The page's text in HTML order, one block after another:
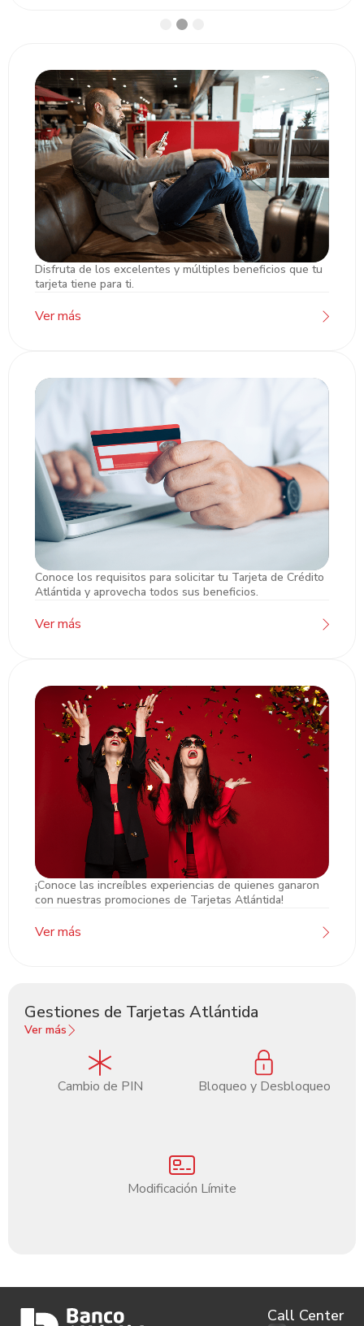
Beneficios Visa
Disfruta de los excelentes y múltiples beneficios que tu
tarjeta tiene para ti.
Ver más
Requisitos generales para Tarjetas
Conoce los requisitos para solicitar tu Tarjeta de Crédito
Atlántida y aprovecha todos sus beneficios.
Ver más
Ganadores Atlántida
¡Conoce las increíbles experiencias de quienes ganaron
con nuestras promociones de Tarjetas Atlántida!
Ver más
Gestiones de Tarjetas Atlántida
Ver más
Cambio de PIN Bloqueo y Desbloqueo
Modificación Límite
Call Center